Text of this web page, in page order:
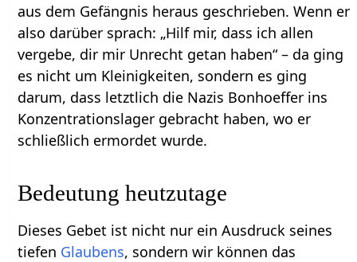
aus dem Gefängnis heraus geschrieben. Wenn er
also darüber sprach: „Hilf mir, dass ich allen
vergebe, dir mir Unrecht getan haben“ – da ging
es nicht um Kleinigkeiten, sondern es ging
darum, dass letztlich die Nazis Bonhoeffer ins
Konzentrationslager gebracht haben, wo er
schließlich ermordet wurde.
Bedeutung heutzutage
Dieses Gebet ist nicht nur ein Ausdruck seines
tiefen Glaubens, sondern wir können das